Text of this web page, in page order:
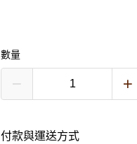
數量
付款與運送方式